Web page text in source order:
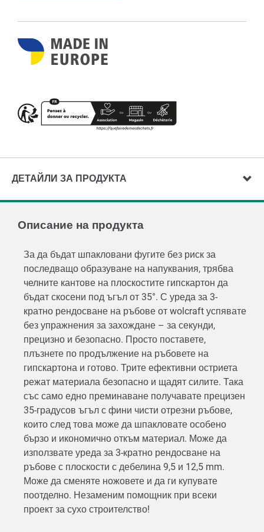
ДЕТАЙЛИ ЗА ПРОДУКТА
Описание на продукта
За да бъдат шпакловани фугите без риск за
последващо образуване на напуквания, трябва
челните кантове на плоскостите гипскартон да
бъдат скосени под ъгъл от 35°. С уреда за 3-
кратно рендосване на ръбове от wolcraft успявате
без упражнения за захождане – за секунди,
прецизно и безопасно. Просто поставете,
плъзнете по продължение на ръбовете на
гипскартона и готово. Трите ефективни остриета
режат материала безопасно и щадят силите. Така
със само едно преминаване получавате прецизен
35-градусов ъгъл с фини чисти отрезни ръбове,
които след това може да шпакловате особено
бързо и икономично откъм материал. Може да
използвате уреда за 3-кратно рендосване на
ръбове с плоскости с дебелина 9,5 и 12,5 mm.
Може да сменяте ножовете и да ги купувате
поотделно. Незаменим помощник при всеки
проект за сухо строителство!